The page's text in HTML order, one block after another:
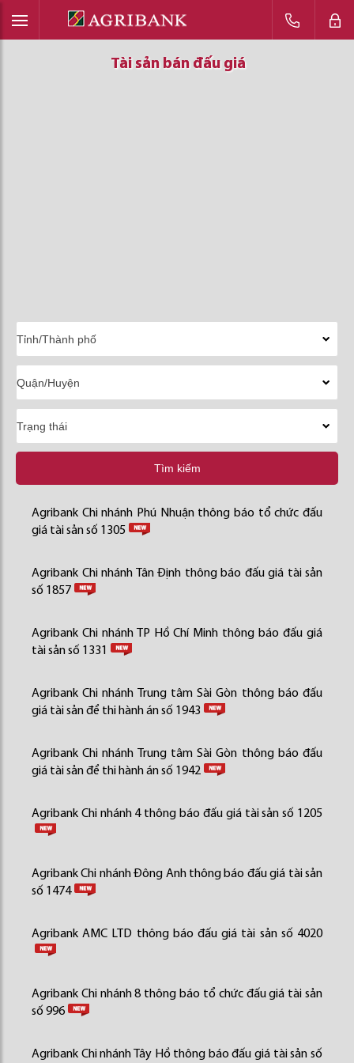
Tài sản bán đấu giá
Tài sản bán đấu giá
Tài sản bán đấu giá
Tìm kiếm
Agribank Chi nhánh Phú Nhuận thông báo tổ chức đấu
giá tài sản số 1305
Agribank Chi nhánh Tân Định thông báo đấu giá tài sản
số 1857
Agribank Chi nhánh TP Hồ Chí Minh thông báo đấu giá
tài sản số 1331
Agribank Chi nhánh Trung tâm Sài Gòn thông báo đấu
giá tài sản để thi hành án số 1943
Agribank Chi nhánh Trung tâm Sài Gòn thông báo đấu
giá tài sản để thi hành án số 1942
Agribank Chi nhánh 4 thông báo đấu giá tài sản số 1205
Agribank Chi nhánh Đông Anh thông báo đấu giá tài sản
số 1474
Agribank AMC LTD thông báo đấu giá tài sản số 4020
Agribank Chi nhánh 8 thông báo tổ chức đấu giá tài sản
số 996
Agribank Chi nhánh Tây Hồ thông báo đấu giá tài sản số